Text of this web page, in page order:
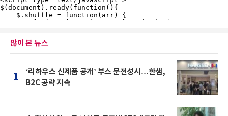
많이 본 뉴스
1
‘리하우스 신제품 공개’ 부스 문전성시…한샘,
B2C 공략 지속